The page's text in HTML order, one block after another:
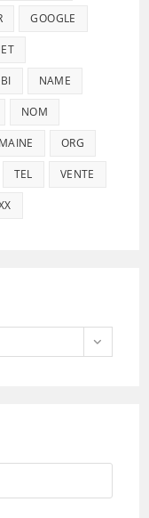
GOOGLE
NAME
NOM
ORG
TEL VENTE
Press
to